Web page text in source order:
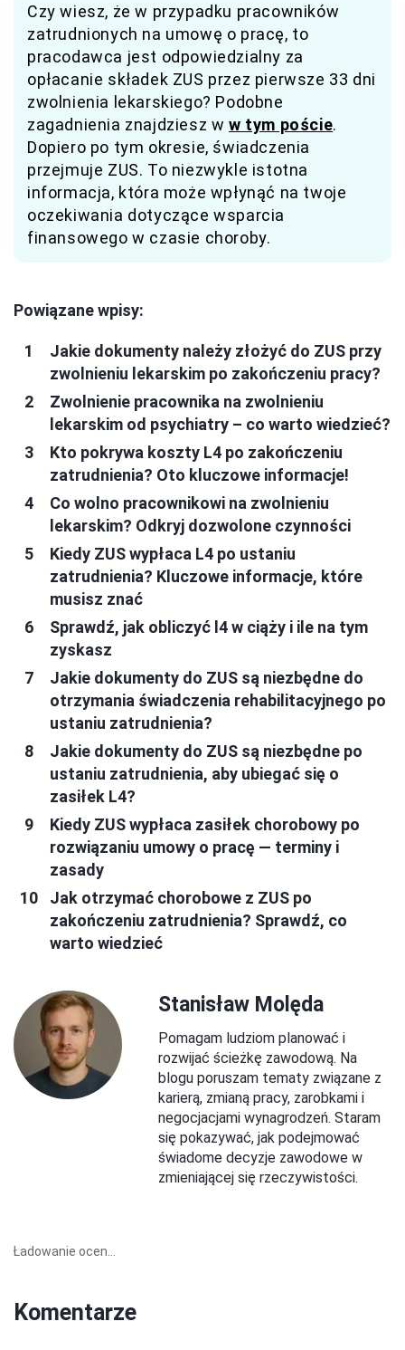
Czy wiesz, że w przypadku pracowników
zatrudnionych na umowę o pracę, to
pracodawca jest odpowiedzialny za
opłacanie składek ZUS przez pierwsze 33 dni
zwolnienia lekarskiego? Podobne
zagadnienia znajdziesz ww tym poście.
Dopiero po tym okresie, świadczenia
przejmuje ZUS. To niezwykle istotna
informacja, która może wpłynąć na twoje
oczekiwania dotyczące wsparcia
finansowego w czasie choroby.
Powiązane wpisy:
Jakie dokumenty należy złożyć do ZUS przy
zwolnieniu lekarskim po zakończeniu pracy?
Zwolnienie pracownika na zwolnieniu
lekarskim od psychiatry – co warto wiedzieć?
Kto pokrywa koszty L4 po zakończeniu
zatrudnienia? Oto kluczowe informacje!
Co wolno pracownikowi na zwolnieniu
lekarskim? Odkryj dozwolone czynności
Kiedy ZUS wypłaca L4 po ustaniu
zatrudnienia? Kluczowe informacje, które
musisz znać
Sprawdź, jak obliczyć l4 w ciąży i ile na tym
zyskasz
Jakie dokumenty do ZUS są niezbędne do
otrzymania świadczenia rehabilitacyjnego po
ustaniu zatrudnienia?
Jakie dokumenty do ZUS są niezbędne po
ustaniu zatrudnienia, aby ubiegać się o
zasiłek L4?
Kiedy ZUS wypłaca zasiłek chorobowy po
rozwiązaniu umowy o pracę — terminy i
zasady
Jak otrzymać chorobowe z ZUS po
zakończeniu zatrudnienia? Sprawdź, co
warto wiedzieć
Stanisław Molęda
Pomagam ludziom planować i
rozwijać ścieżkę zawodową. Na
blogu poruszam tematy związane z
karierą, zmianą pracy, zarobkami i
negocjacjami wynagrodzeń. Staram
się pokazywać, jak podejmować
świadome decyzje zawodowe w
zmieniającej się rzeczywistości.
Ładowanie ocen...
Komentarze